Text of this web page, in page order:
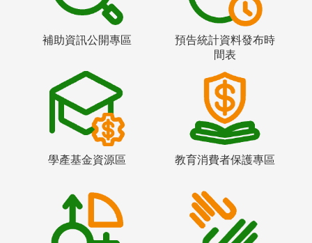
補助資訊公開專區
預告統計資料發布時
間表
學產基金資源區 教育消費者保護專區